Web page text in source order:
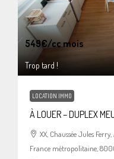
549€/cc mois
Trop tard !
LOCATION IMMO
À LOUER – DUPLEX
XX, Chaussée Jules
France métropolitaine,